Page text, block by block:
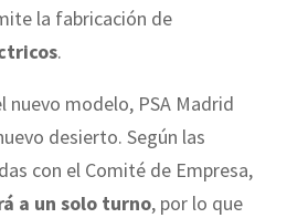
la fabricación de
.
nuevo modelo, PSA Madrid
desierto. Según las
con el Comité de Empresa,
a un solo turno, por lo que